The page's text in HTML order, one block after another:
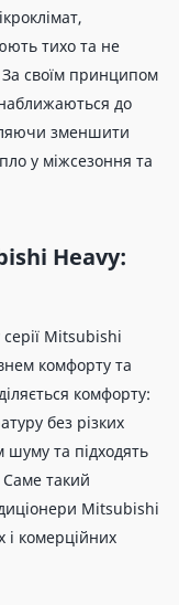
тихо та не
За своїм принципом
до
зменшити
у міжсезоння та
Heavy:
Mitsubishi
комфорту та
комфорту:
без різких
та підходять
Саме такий
Mitsubishi
і комерційних